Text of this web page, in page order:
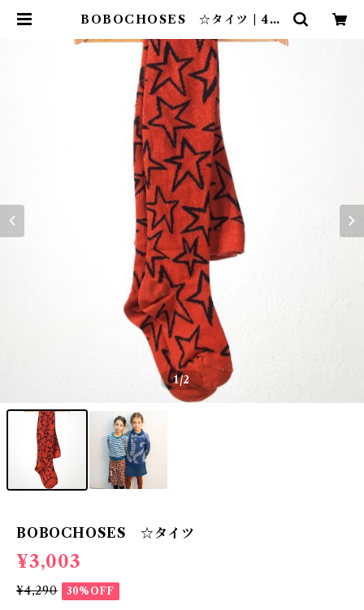
BOBOCHOSES ☆タイツ | 4cl
1/2
BOBOCHOSES ☆タイツ
¥3,003
¥4,290 30%OFF